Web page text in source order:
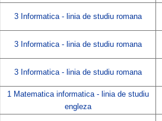
3 Informatica - linia de studiu romana
3 Informatica - linia de studiu romana
3 Informatica - linia de studiu romana
1 Matematica informatica - linia de studiu
engleza